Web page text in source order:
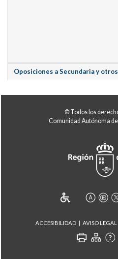
Oposiciones a Secundaria y
© Todos los
Comunidad Autónoma
ACCESIBILIDAD AVISO LEGAL